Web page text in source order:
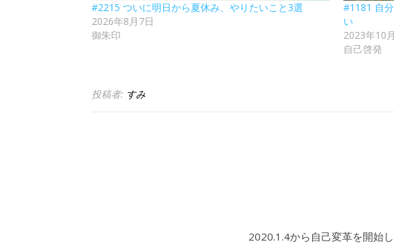
#2215 ついに明日から夏休み、やりたいこと3選
2026年8月7日
御朱印
#1181 自
い
2023年10
自己啓発
投稿者: すみ
2020.1.4から自己変革を開始